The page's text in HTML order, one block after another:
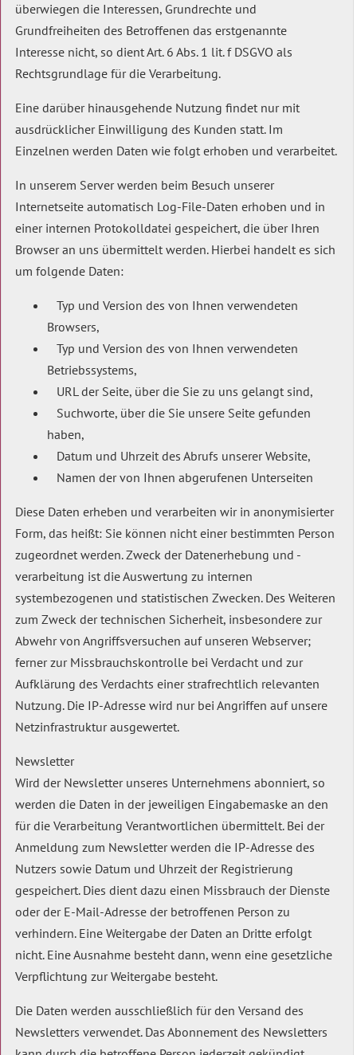
überwiegen die Interessen, Grundrechte und
Grundfreiheiten des Betroffenen das erstgenannte
Interesse nicht, so dient Art. 6 Abs. 1 lit. f DSGVO als
Rechtsgrundlage für die Verarbeitung.
Eine darüber hinausgehende Nutzung findet nur mit
ausdrücklicher Einwilligung des Kunden statt. Im
Einzelnen werden Daten wie folgt erhoben und verarbeitet.
In unserem Server werden beim Besuch unserer
Internetseite automatisch Log-File-Daten erhoben und in
einer internen Protokolldatei gespeichert, die über Ihren
Browser an uns übermittelt werden. Hierbei handelt es sich
um folgende Daten:
Typ und Version des von Ihnen verwendeten
Browsers,
Typ und Version des von Ihnen verwendeten
Betriebssystems,
URL der Seite, über die Sie zu uns gelangt sind,
Suchworte, über die Sie unsere Seite gefunden
haben,
Datum und Uhrzeit des Abrufs unserer Website,
Namen der von Ihnen abgerufenen Unterseiten
Diese Daten erheben und verarbeiten wir in anonymisierter
Form, das heißt: Sie können nicht einer bestimmten Person
zugeordnet werden. Zweck der Datenerhebung und -
verarbeitung ist die Auswertung zu internen
systembezogenen und statistischen Zwecken. Des Weiteren
zum Zweck der technischen Sicherheit, insbesondere zur
Abwehr von Angriffsversuchen auf unseren Webserver;
ferner zur Missbrauchskontrolle bei Verdacht und zur
Aufklärung des Verdachts einer strafrechtlich relevanten
Nutzung. Die IP-Adresse wird nur bei Angriffen auf unsere
Netzinfrastruktur ausgewertet.
Newsletter
Wird der Newsletter unseres Unternehmens abonniert, so
werden die Daten in der jeweiligen Eingabemaske an den
für die Verarbeitung Verantwortlichen übermittelt. Bei der
Anmeldung zum Newsletter werden die IP-Adresse des
Nutzers sowie Datum und Uhrzeit der Registrierung
gespeichert. Dies dient dazu einen Missbrauch der Dienste
oder der E-Mail-Adresse der betroffenen Person zu
verhindern. Eine Weitergabe der Daten an Dritte erfolgt
nicht. Eine Ausnahme besteht dann, wenn eine gesetzliche
Verpflichtung zur Weitergabe besteht.
Die Daten werden ausschließlich für den Versand des
Newsletters verwendet. Das Abonnement des Newsletters